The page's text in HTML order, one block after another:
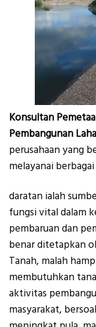
Konsultan
Pembangunan
perusahaan yang
melayanai
daratan ialah
fungsi vital dalam
pembaruan dan
benar ditetapkan
Tanah, malah
membutuhkan
aktivitas
masyarakat,